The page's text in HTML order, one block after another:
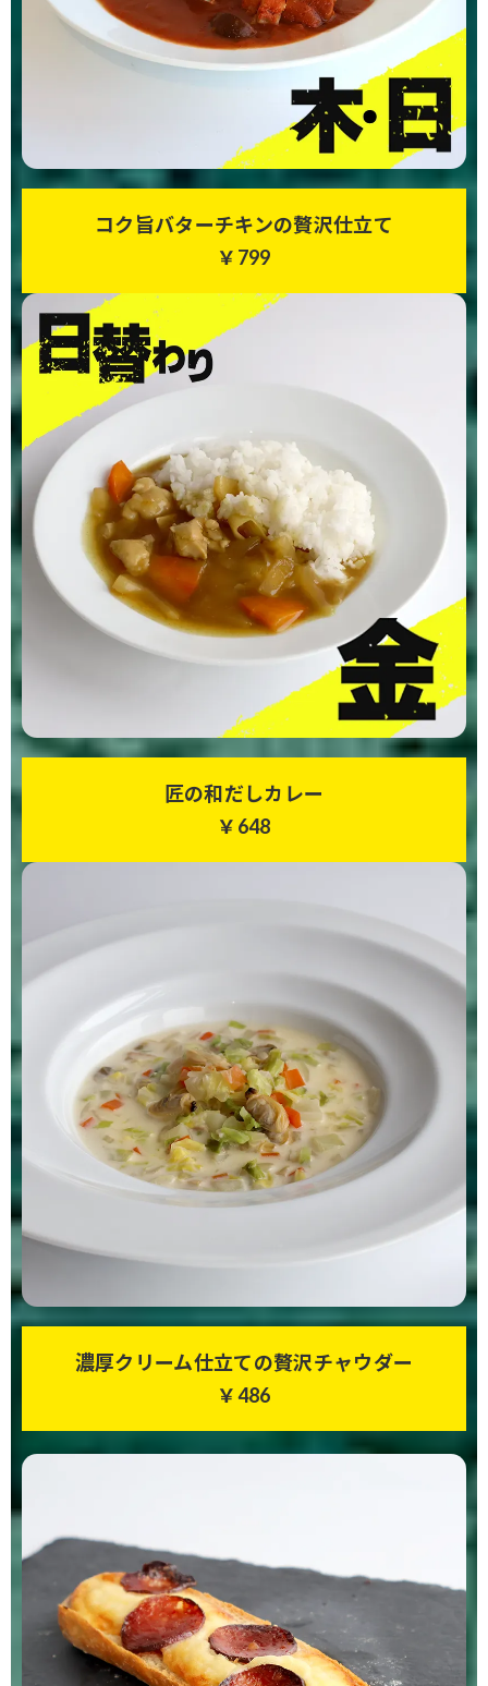
コク旨バターチキンの贅沢仕立て
￥799
匠の和だしカレー
￥648
濃厚クリーム仕立ての贅沢チャウダー
￥486